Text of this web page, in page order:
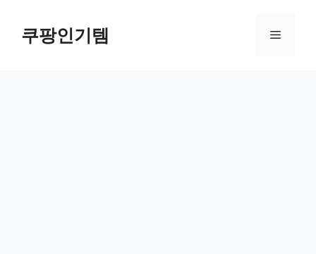
쿠팡인기템 메